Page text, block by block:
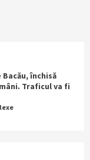
închisă
Traficul va fi